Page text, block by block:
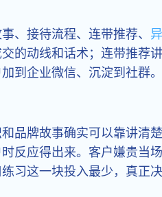
、接待流程、连带推荐、
的动线和话术；连带推荐
到企业微信、沉淀到社群
品牌故事确实可以靠讲清
反应得出来。客户嫌贵当
习这一块投入最少，真正